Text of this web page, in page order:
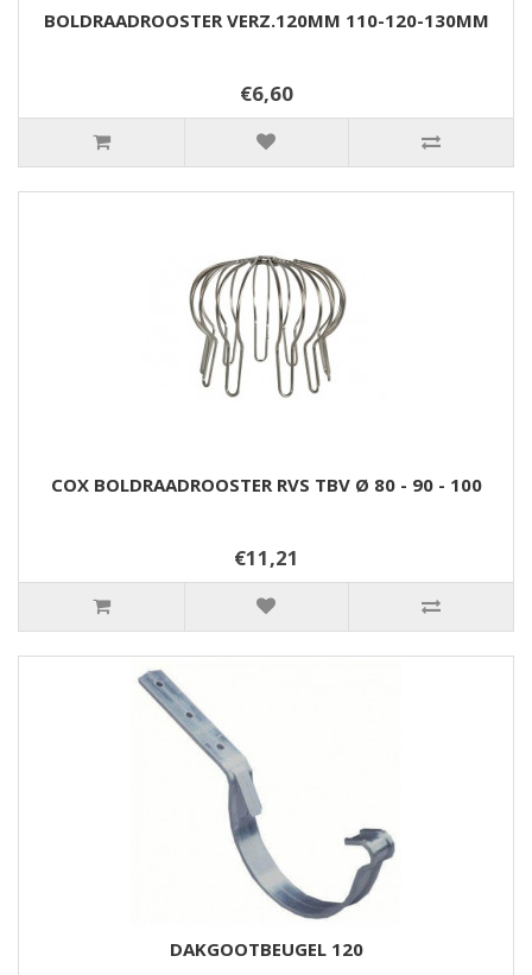
BOLDRAADROOSTER VERZ.120MM 110-120-130MM
€6,60
COX BOLDRAADROOSTER RVS TBV Ø 80 - 90 - 100
€11,21
DAKGOOTBEUGEL 120